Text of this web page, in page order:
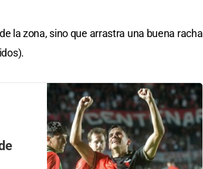
la zona, sino que arrastra una buena racha